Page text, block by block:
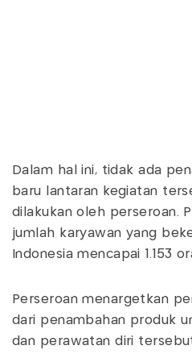
Dalam hal ini, tidak ada
baru lantaran kegiatan
dilakukan oleh perseroan.
jumlah karyawan yang
Indonesia mencapai 1.153
Perseroan menargetkan
dari penambahan produk
dan perawatan diri